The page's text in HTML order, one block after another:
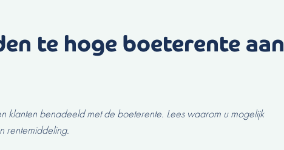
te hoge boeterente aan
klanten benadeeld met de boeterente. Lees waarom u mogelijk
rentemiddeling.